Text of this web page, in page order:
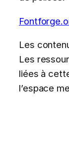
Les
Les
liées à
l’espace